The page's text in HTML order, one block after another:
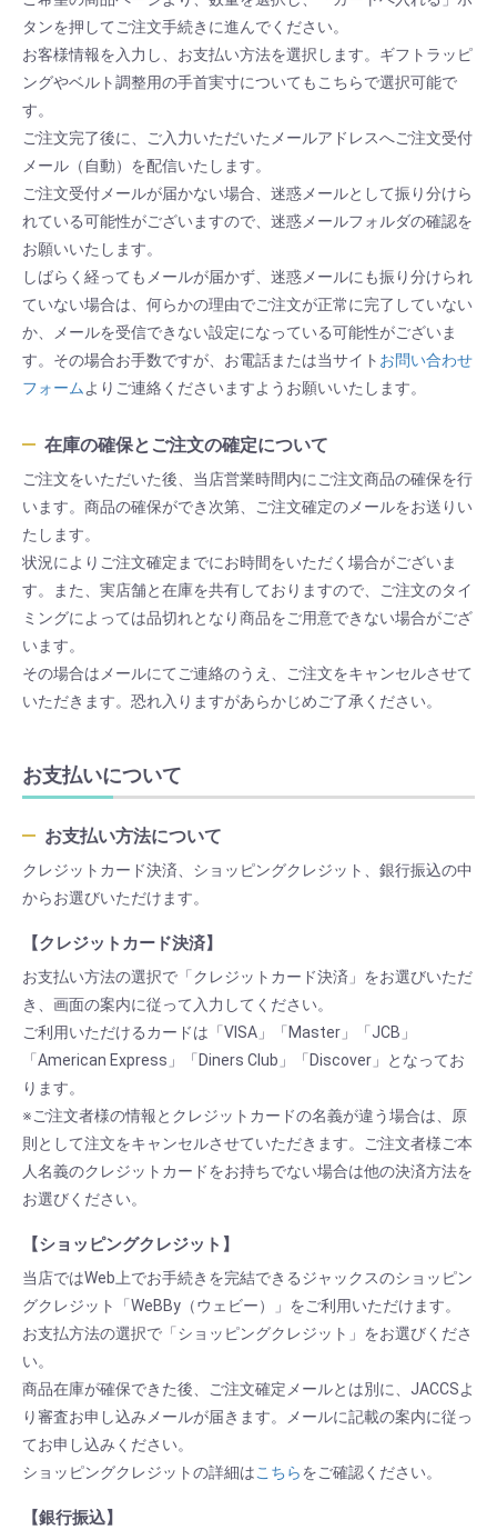
タンを押してご注文手続きに進んでください。
お客様情報を入力し、お支払い方法を選択します。ギフトラッピ
ングやベルト調整用の手首実寸についてもこちらで選択可能で
す。
ご注文完了後に、ご入力いただいたメールアドレスへご注文受付
メール（自動）を配信いたします。
ご注文受付メールが届かない場合、迷惑メールとして振り分けら
れている可能性がございますので、迷惑メールフォルダの確認を
お願いいたします。
しばらく経ってもメールが届かず、迷惑メールにも振り分けられ
ていない場合は、何らかの理由でご注文が正常に完了していない
か、メールを受信できない設定になっている可能性がございま
す。その場合お手数ですが、お電話または当サイト お問い合わせ
フォーム よりご連絡くださいますようお願いいたします。
在庫の確保とご注文の確定について
ご注文をいただいた後、当店営業時間内にご注文商品の確保を行
います。商品の確保ができ次第、ご注文確定のメールをお送りい
たします。
状況によりご注文確定までにお時間をいただく場合がございま
す。また、実店舗と在庫を共有しておりますので、ご注文のタイ
ミングによっては品切れとなり商品をご用意できない場合がござ
います。
その場合はメールにてご連絡のうえ、ご注文をキャンセルさせて
いただきます。恐れ入りますがあらかじめご了承ください。
お支払いについて
お支払い方法について
クレジットカード決済、ショッピングクレジット、銀行振込の中
からお選びいただけます。
【クレジットカード決済】
お支払い方法の選択で「クレジットカード決済」をお選びいただ
き、画面の案内に従って入力してください。
ご利用いただけるカードは「VISA」「Master」「JCB」
「American Express」「Diners Club」「Discover」となってお
ります。
※ご注文者様の情報とクレジットカードの名義が違う場合は、原
則として注文をキャンセルさせていただきます。ご注文者様ご本
人名義のクレジットカードをお持ちでない場合は他の決済方法を
お選びください。
【ショッピングクレジット】
当店ではWeb上でお手続きを完結できるジャックスのショッピン
グクレジット「WeBBy（ウェビー）」をご利用いただけます。
お支払方法の選択で「ショッピングクレジット」をお選びくださ
い。
商品在庫が確保できた後、ご注文確定メールとは別に、JACCSよ
り審査お申し込みメールが届きます。メールに記載の案内に従っ
てお申し込みください。
ショッピングクレジットの詳細はこちらをご確認ください。
【銀行振込】